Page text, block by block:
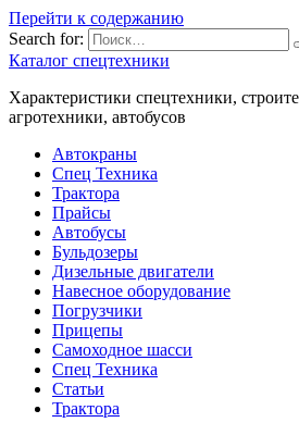
Перейти к содержанию
Search for:
Каталог спецтехники
Характеристики спецтехники,
агротехники, автобусов
Автокраны
Спец Техника
Трактора
Прайсы
Автобусы
Бульдозеры
Дизельные двигатели
Навесное оборудование
Погрузчики
Прицепы
Самоходное шасси
Спец Техника
Статьи
Трактора